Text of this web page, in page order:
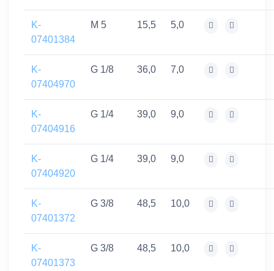
K-
07401384
M 5 15,5 5,0
K-
07404970
G 1/8 36,0 7,0
K-
07404916
G 1/4 39,0 9,0
K-
07404920
G 1/4 39,0 9,0
K-
07401372
G 3/8 48,5 10,0
K-
07401373
G 3/8 48,5 10,0